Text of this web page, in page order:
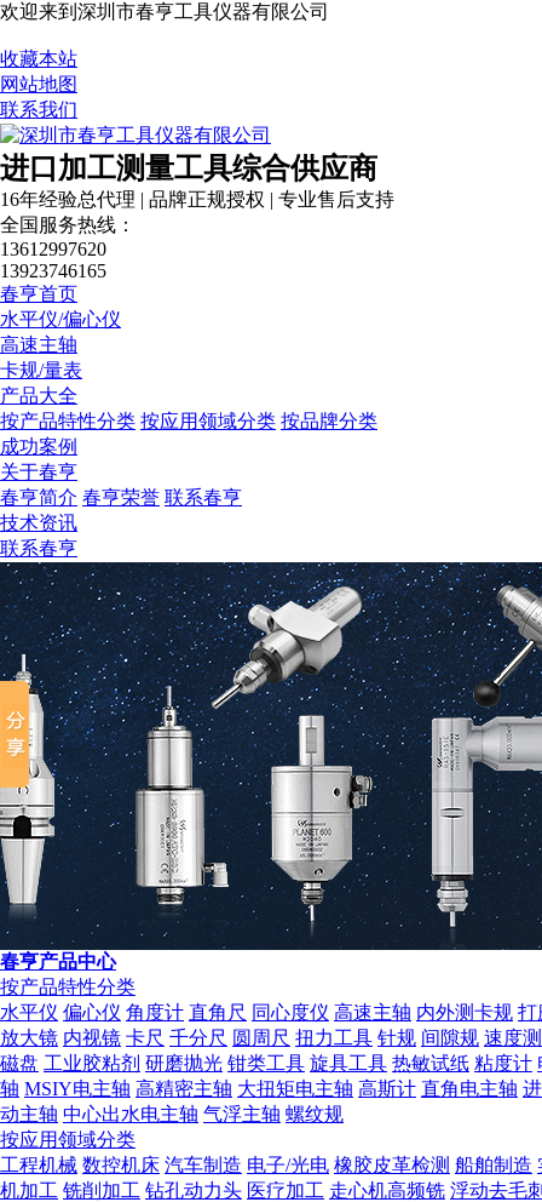
欢迎来到深圳市春亨工具仪器有限公司
收藏本站
网站地图
联系我们
进口加工测量工具综合供应商
16年经验总代理 | 品牌正规授权 | 专业售后支持
全国服务热线：
13612997620
13923746165
春亨首页
水平仪/偏心仪
高速主轴
卡规/量表
产品大全
按产品特性分类 按应用领域分类 按品牌分类
成功案例
关于春亨
春亨简介 春亨荣誉 联系春亨
技术资讯
联系春亨
春亨产品中心
按产品特性分类
水平仪 偏心仪 角度计 直角尺 同心度仪 高速主轴 内外测卡规 打
放大镜 内视镜 卡尺 千分尺 圆周尺 扭力工具 针规 间隙规 速度
磁盘 工业胶粘剂 研磨抛光 钳类工具 旋具工具 热敏试纸 粘度计
轴 MSIY电主轴 高精密主轴 大扭矩电主轴 高斯计 直角电主轴
动主轴 中心出水电主轴 气浮主轴 螺纹规
按应用领域分类
工程机械 数控机床 汽车制造 电子/光电 橡胶皮革检测 船舶制造
机加工 铣削加工 钻孔动力头 医疗加工 走心机高频铣 浮动去毛
营业执照
组织机构代码证